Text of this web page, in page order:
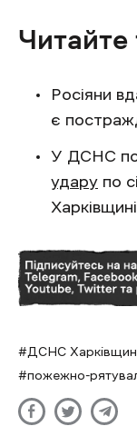
Читайте
Росіяни
є
У ДСНС
удару по
ДСНС
пожежно-